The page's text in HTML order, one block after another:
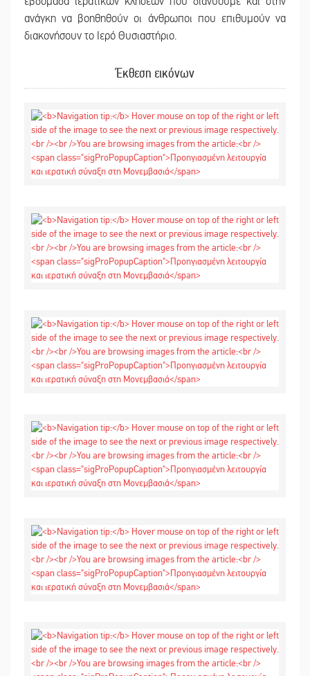
ανάγκη να βοηθηθούν οι άνθρωποι που επιθυμούν να
διακονήσουν το Ιερό Θυσιαστήριο.
Έκθεση εικόνων